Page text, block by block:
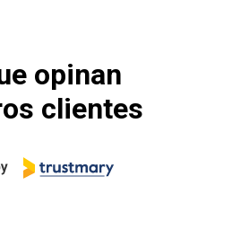
opinan
clientes